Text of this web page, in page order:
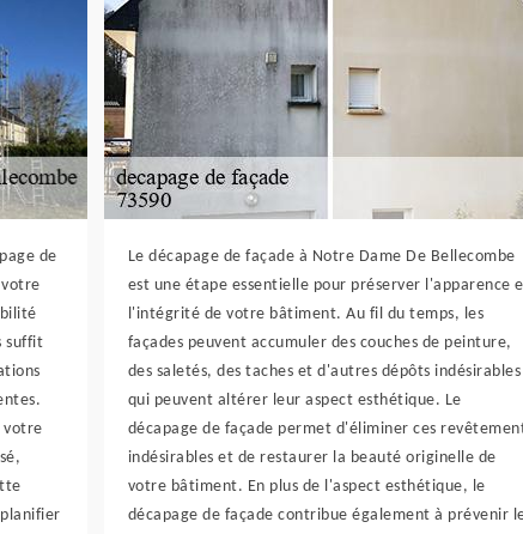
de
suffit
votre
Le décapage de façade à Notre Dame De Bellecombe
est une étape essentielle pour préserver l'apparence
l'intégrité de votre bâtiment. Au fil du temps, les
façades peuvent accumuler des couches de peinture,
des saletés, des taches et d'autres dépôts indésirables
qui peuvent altérer leur aspect esthétique. Le
décapage de façade permet d'éliminer ces
indésirables et de restaurer la beauté originelle de
votre bâtiment. En plus de l'aspect esthétique, le
décapage de façade contribue également à prévenir